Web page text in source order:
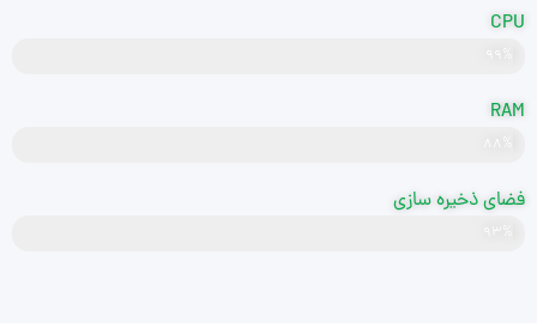
CPU
RAM
فضای ذخیره سازی